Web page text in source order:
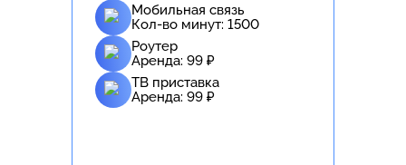
Мобильная связь
Кол-во минут: 1500
Роутер
Аренда: 99 ₽
ТВ приставка
Аренда: 99 ₽